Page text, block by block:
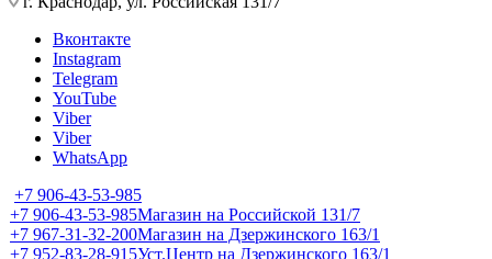
Вконтакте
Instagram
Telegram
YouTube
Viber
Viber
WhatsApp
+7 906-43-53-985
+7 906-43-53-985Магазин на Российской 131/7
+7 967-31-32-200Магазин на Дзержинского 163/1
+7 952-83-28-915Уст.Центр на Дзержинского 163/1